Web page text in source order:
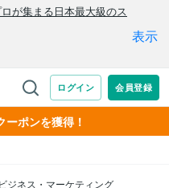
ポンを獲得！
ビジネス・マーケティング